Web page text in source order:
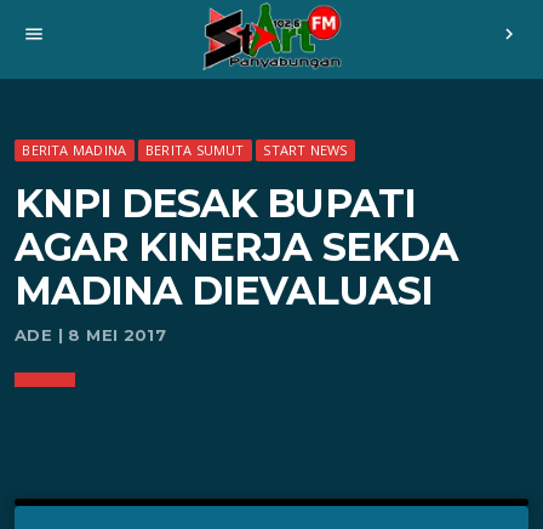
menu chevron_right
BERITA MADINA BERITA SUMUT START NEWS
KNPI DESAK BUPATI
AGAR KINERJA SEKDA
MADINA DIEVALUASI
ADE | 8 MEI 2017